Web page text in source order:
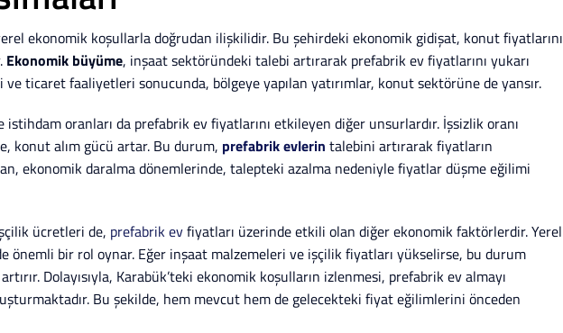
ekonomik koşullarla doğrudan ilişkilidir. Bu şehirdeki ekonomik gidişat, konut fiyatlarını
Ekonomik büyüme, inşaat sektöründeki talebi artırarak prefabrik ev fiyatlarını yukarı
ticaret faaliyetleri sonucunda, bölgeye yapılan yatırımlar, konut sektörüne de yansır.
istihdam oranları da prefabrik ev fiyatlarını etkileyen diğer unsurlardır. İşsizlik oranı
konut alım gücü artar. Bu durum, prefabrik evlerin talebini artırarak fiyatların
ekonomik daralma dönemlerinde, talepteki azalma nedeniyle fiyatlar düşme eğilimi
ücretleri de, prefabrik evfiyatları üzerinde etkili olan diğer ekonomik faktörlerdir. Yerel
önemli bir rol oynar. Eğer inşaat malzemeleri ve işçilik fiyatları yükselirse, bu durum
Dolayısıyla, Karabük’teki ekonomik koşulların izlenmesi, prefabrik ev almayı
Bu şekilde, hem mevcut hem de gelecekteki fiyat eğilimlerini önceden